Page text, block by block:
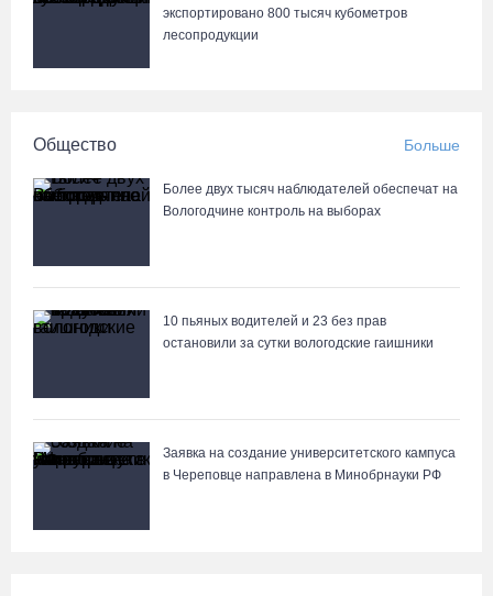
экспортировано 800 тысяч кубометров
лесопродукции
Общество Больше
Более двух тысяч наблюдателей обеспечат на
Вологодчине контроль на выборах
10 пьяных водителей и 23 без прав
остановили за сутки вологодские гаишники
Заявка на создание университетского кампуса
в Череповце направлена в Минобрнауки РФ